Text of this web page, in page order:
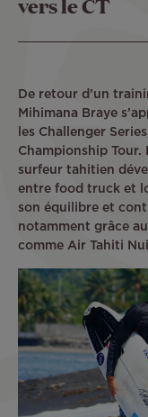
vers le CT
De retour d’un
Mihimana Braye
les Challenger
Championship Tour.
surfeur tahitien
entre food truck et
son équilibre et
notamment grâce
comme Air Tahiti